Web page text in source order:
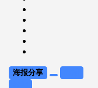
海报分享